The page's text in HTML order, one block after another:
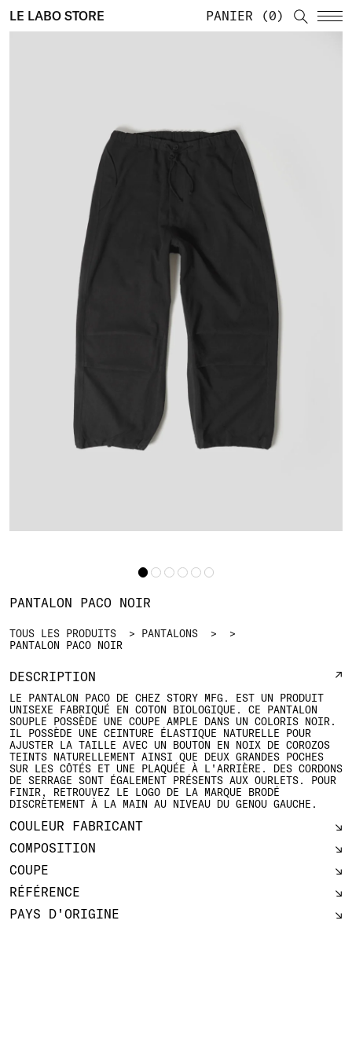
LE LABO STORE PANIER 0
TOUS LES PRODUITS
PANTALONS
PANTALON PACO NOIR
PANTALON PACO NOIR
DESCRIPTION
LE PANTALON PACO DE CHEZ STORY MFG. EST UN PRODUIT
UNISEXE FABRIQUÉ EN COTON BIOLOGIQUE. CE PANTALON
SOUPLE POSSÈDE UNE COUPE AMPLE DANS UN COLORIS NOIR.
IL POSSÈDE UNE CEINTURE ÉLASTIQUE NATURELLE POUR
AJUSTER LA TAILLE AVEC UN BOUTON EN NOIX DE COROZOS
TEINTS NATURELLEMENT AINSI QUE DEUX GRANDES POCHES
SUR LES CÔTÉS ET UNE PLAQUÉE À L'ARRIÈRE. DES CORDONS
DE SERRAGE SONT ÉGALEMENT PRÉSENTS AUX OURLETS. POUR
FINIR, RETROUVEZ LE LOGO DE LA MARQUE BRODÉ
DISCRÈTEMENT À LA MAIN AU NIVEAU DU GENOU GAUCHE.
COULEUR FABRICANT
COMPOSITION
COUPE
RÉFÉRENCE
PAYS D'ORIGINE